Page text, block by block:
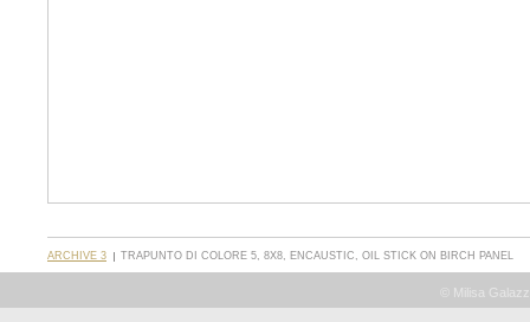
ARCHIVE 3 TRAPUNTO DI COLORE 5, 8X8, ENCAUSTIC, OIL STICK ON BIRCH PANEL
© Milisa